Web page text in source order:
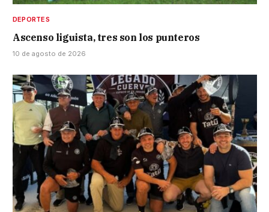
DEPORTES
Ascenso liguista, tres son los punteros
10 de agosto de 2026